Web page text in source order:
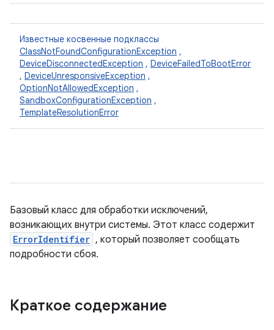
Известные косвенные подклассы
ClassNotFoundConfigurationException ,
DeviceDisconnectedException , DeviceFailedToBootError
, DeviceUnresponsiveException ,
OptionNotAllowedException ,
SandboxConfigurationException ,
TemplateResolutionError
Базовый класс для обработки исключений,
возникающих внутри системы. Этот класс содержит
ErrorIdentifier , который позволяет сообщать
подробности сбоя.
Краткое содержание